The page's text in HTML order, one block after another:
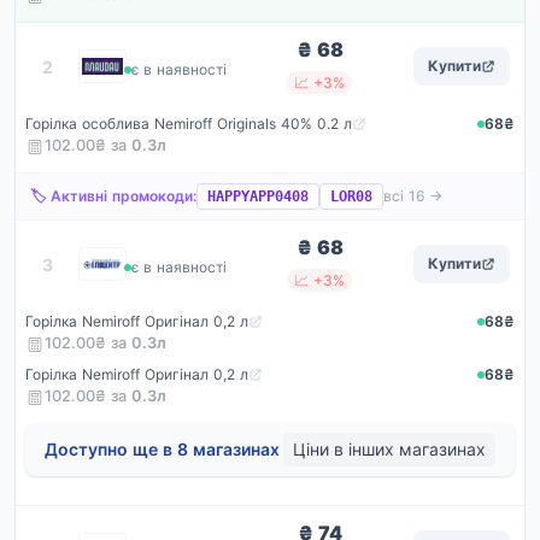
2 Maudau
є в наявності
₴ 68
📈 +3%
Купити
Горілка особлива Nemiroff Originals 40% 0.2 л
68₴
102.00₴ за 0.3л
🏷️ Активні промокоди: HAPPYAPP0408 LOR08 всі 16 →
3 Епіцентр
є в наявності
₴ 68
📈 +3%
Купити
Горілка Nemiroff Оригінал 0,2 л
68₴
102.00₴ за 0.3л
Горілка Nemiroff Оригінал 0,2 л
68₴
102.00₴ за 0.3л
Доступно ще в 8 магазинах Ціни в інших магазинах
₴ 74